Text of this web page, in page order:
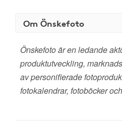
Om Önskefoto
Önskefoto är en ledande
produktutveckling,
av personifierade
fotokalendrar, fotoböcker